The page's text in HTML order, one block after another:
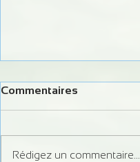
Commentaires
Rédigez un commentaire...